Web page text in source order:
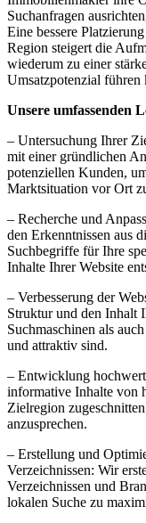
Suchanfragen
Eine bessere
Region steigert die
wiederum zu einer
Umsatzpotenzial führen
Unsere umfassenden
– Untersuchung Ihrer
mit einer gründlichen
potenziellen Kunden,
Marktsituation vor Ort
– Recherche und
den Erkenntnissen aus
Suchbegriffe für Ihre
Inhalte Ihrer Website
– Verbesserung der
Struktur und den Inhalt
Suchmaschinen als
und attraktiv sind.
– Entwicklung
informative Inhalte von
Zielregion
anzusprechen.
– Erstellung und
Verzeichnissen: Wir
Verzeichnissen und
lokalen Suche zu